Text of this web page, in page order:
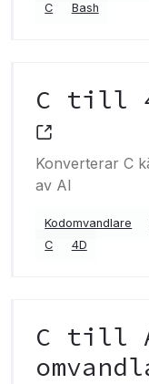
C
Bash
C till
Konverterar C
av AI
Kodomvandlare
C
4D
C till